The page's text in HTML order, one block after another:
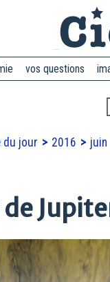
vos questions
du jour 2016 juin
de